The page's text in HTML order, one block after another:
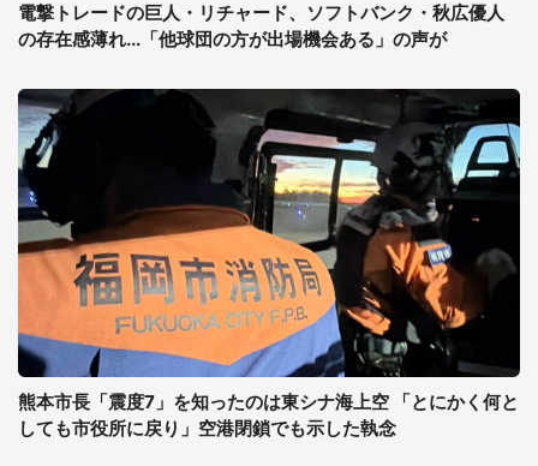
電撃トレードの巨人・リチャード、ソフトバンク・秋広優人
の存在感薄れ...「他球団の方が出場機会ある」の声が
熊本市長「震度7」を知ったのは東シナ海上空 「とにかく何と
しても市役所に戻り」空港閉鎖でも示した執念